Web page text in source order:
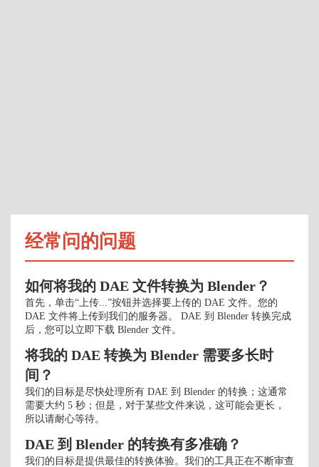
经常问的问题
如何将我的 DAE 文件转换为 Blender？
首先，单击“上传...”按钮并选择要上传的 DAE 文件。您的
DAE 文件将上传到我们的服务器。 DAE 到 Blender 转换完成
后，您可以立即下载 Blender 文件。
将我的 DAE 转换为 Blender 需要多长时
间？
我们的目标是尽快处理所有 DAE 到 Blender 的转换；这通常
需要大约 5 秒；但是，对于某些文件来说，这可能会更长，
所以请耐心等待。
DAE 到 Blender 的转换有多准确？
我们的目标是提供最佳的转换体验。我们的工具正在不断审查